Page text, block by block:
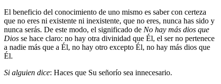
El beneficio del conocimiento de uno mismo es saber con certeza
que no eres ni existente ni inexistente, que no eres, nunca has sido y
nunca serás. De este modo, el significado de No hay más dios que
Dios se hace claro: no hay otra divinidad que Él, el ser no pertenece
a nadie más que a Él, no hay otro excepto Él, no hay más dios que
Él.
Si alguien dice: Haces que Su señorío sea innecesario.